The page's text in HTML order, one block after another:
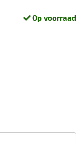
Op voorraad